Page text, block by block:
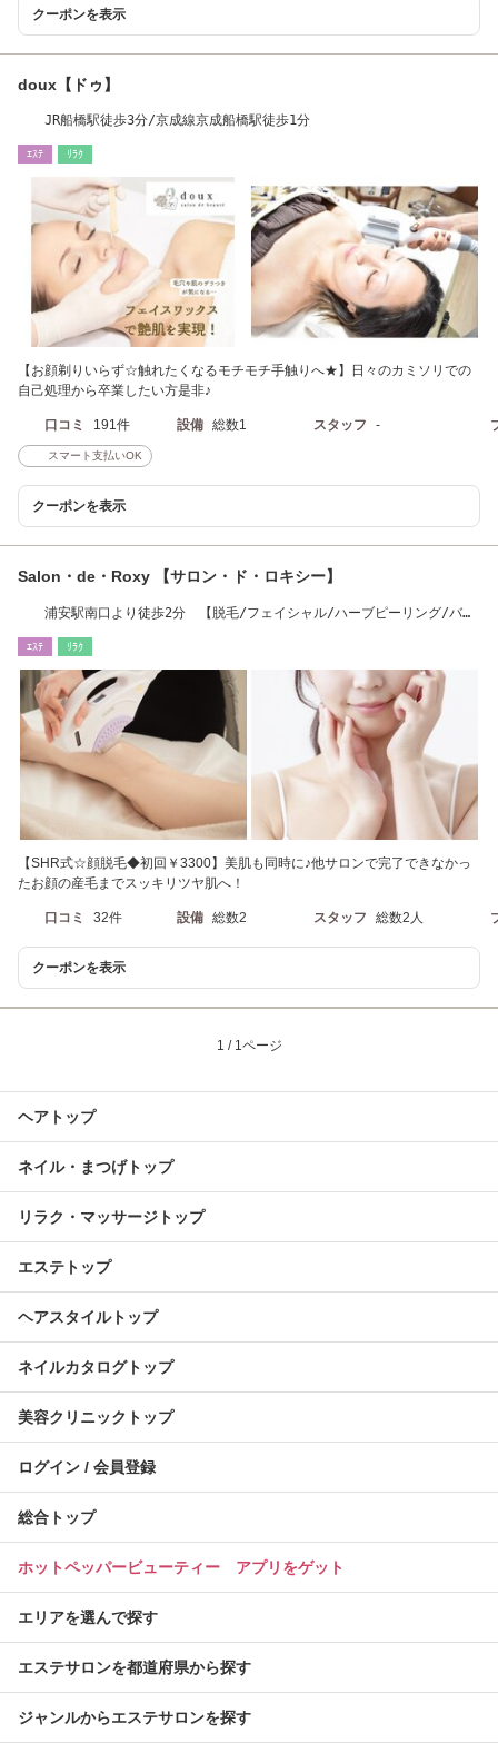
クーポンを表示
doux【ドゥ】
JR船橋駅徒歩3分/京成線京成船橋駅徒歩1分
ｴｽﾃ ﾘﾗｸ
【お顔剃りいらず☆触れたくなるモチモチ手触りへ★】日々のカミソリでの
自己処理から卒業したい方是非♪
口コミ 191件 設備 総数1 スタッフ -
スマート支払いOK
クーポンを表示
Salon・de・Roxy 【サロン・ド・ロキシー】
浦安駅南口より徒歩2分 【脱毛/フェイシャル/ハーブピーリング/バス
ｴｽﾃ ﾘﾗｸ
【SHR式☆顔脱毛◆初回￥3300】美肌も同時に♪他サロンで完了できなかっ
たお顔の産毛までスッキリツヤ肌へ！
口コミ 32件 設備 総数2 スタッフ 総数2人
クーポンを表示
1 / 1ページ
ヘアトップ
ネイル・まつげトップ
リラク・マッサージトップ
エステトップ
ヘアスタイルトップ
ネイルカタログトップ
美容クリニックトップ
ログイン / 会員登録
総合トップ
ホットペッパービューティー アプリをゲット
エリアを選んで探す
エステサロンを都道府県から探す
ジャンルからエステサロンを探す